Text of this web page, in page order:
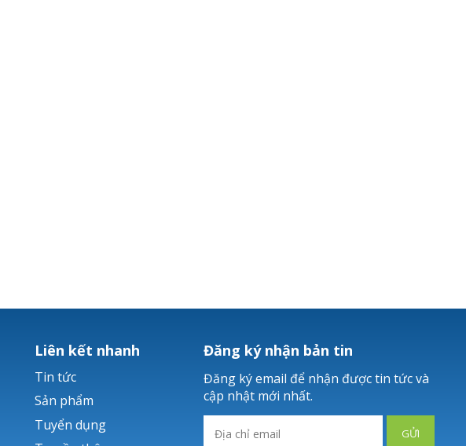
Liên kết nhanh
Tin tức
Sản phẩm
Tuyển dụng
Đăng ký nhận bản tin
Đăng ký email để nhận được tin tức và
cập nhật mới nhất.
GỬI